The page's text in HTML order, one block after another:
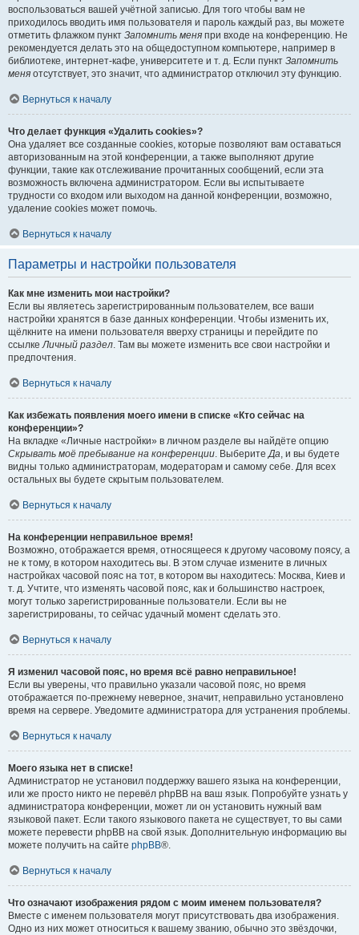
воспользоваться вашей учётной записью. Для того чтобы вам не
приходилось вводить имя пользователя и пароль каждый раз, вы можете
отметить флажком пункт Запомнить меня при входе на конференцию. Не
рекомендуется делать это на общедоступном компьютере, например в
библиотеке, интернет-кафе, университете и т. д. Если пункт Запомнить
меня отсутствует, это значит, что администратор отключил эту функцию.
Вернуться к началу
Что делает функция «Удалить cookies»?
Она удаляет все созданные cookies, которые позволяют вам оставаться
авторизованным на этой конференции, а также выполняют другие
функции, такие как отслеживание прочитанных сообщений, если эта
возможность включена администратором. Если вы испытываете
трудности со входом или выходом на данной конференции, возможно,
удаление cookies может помочь.
Вернуться к началу
Параметры и настройки пользователя
Как мне изменить мои настройки?
Если вы являетесь зарегистрированным пользователем, все ваши
настройки хранятся в базе данных конференции. Чтобы изменить их,
щёлкните на имени пользователя вверху страницы и перейдите по
ссылкеЛичный раздел. Там вы можете изменить все свои настройки и
предпочтения.
Вернуться к началу
Как избежать появления моего имени в списке «Кто сейчас на
конференции»?
На вкладке «Личные настройки» в личном разделе вы найдёте опцию
Скрывать моё пребывание на конференции. ВыберитеДа, и вы будете
видны только администраторам, модераторам и самому себе. Для всех
остальных вы будете скрытым пользователем.
Вернуться к началу
На конференции неправильное время!
Возможно, отображается время, относящееся к другому часовому поясу, а
не к тому, в котором находитесь вы. В этом случае измените в личных
настройках часовой пояс на тот, в котором вы находитесь: Москва, Киев и
т. д. Учтите, что изменять часовой пояс, как и большинство настроек,
могут только зарегистрированные пользователи. Если вы не
зарегистрированы, то сейчас удачный момент сделать это.
Вернуться к началу
Я изменил часовой пояс, но время всё равно неправильное!
Если вы уверены, что правильно указали часовой пояс, но время
отображается по-прежнему неверное, значит, неправильно установлено
время на сервере. Уведомите администратора для устранения проблемы.
Вернуться к началу
Моего языка нет в списке!
Администратор не установил поддержку вашего языка на конференции,
или же просто никто не перевёл phpBB на ваш язык. Попробуйте узнать у
администратора конференции, может ли он установить нужный вам
языковой пакет. Если такого языкового пакета не существует, то вы сами
можете перевести phpBB на свой язык. Дополнительную информацию вы
можете получить на сайте phpBB®.
Вернуться к началу
Что означают изображения рядом с моим именем пользователя?
Вместе с именем пользователя могут присутствовать два изображения.
Одно из них может относиться к вашему званию, обычно это звёздочки,